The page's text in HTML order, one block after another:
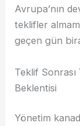
Avrupa’nın
teklifler
geçen gün
Teklif
Beklentisi
Yönetim